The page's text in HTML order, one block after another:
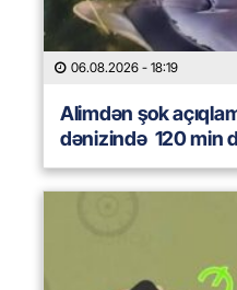
06.08.2026 - 18:19
Alimdən şok
dənizində 120 min